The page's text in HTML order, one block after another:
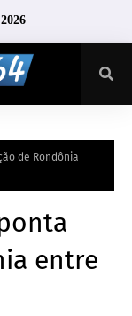
de Rondônia
entre